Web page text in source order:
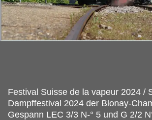
Festival Suisse de la vapeur 2024 /
Dampffestival 2024 der Blonay-
Gespann LEC 3/3 N-° 5 und G 2/2